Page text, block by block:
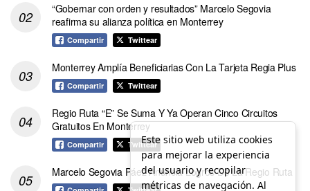
“Gobernar con orden y resultados” Marcelo Segovia
reafirma su alianza política en Monterrey
Compartir Twittear
Monterrey Amplía Beneficiarias Con La Tarjeta Regia Plus
Compartir Twittear
Regio Ruta “E” Se Suma Y Ya Operan Cinco Circuitos
Gratuitos En Monterrey
Compartir Twittear
Marcelo Segovia Páez Anuncia Logros De La Regio Ruta
Este sitio web utiliza cookies
para mejorar la experiencia
del usuario y recopilar
métricas de navegación. Al